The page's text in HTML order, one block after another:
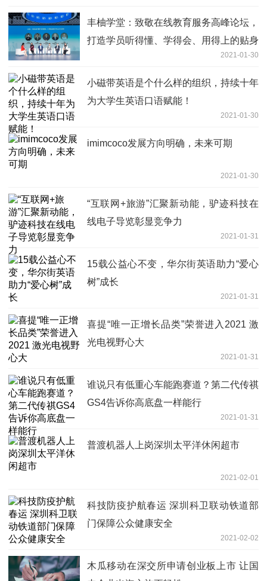
丰柚学堂：致敬在线教育服务高峰论坛，
打造学员听得懂、学得会、用得上的贴身
2021-01-30
小磁带英语是个什么样的组织，持续十年
为大学生英语口语赋能！
2021-01-30
imimcoco发展方向明确，未来可期
2021-01-30
“互联网+旅游”汇聚新动能，驴迹科技在
线电子导览彰显竞争力
2021-01-31
15载公益心不变，华尔街英语助力“爱心
树”成长
2021-01-31
喜提“唯一正增长品类”荣誉进入2021 激
光电视野心大
2021-01-31
谁说只有低重心车能跑赛道？第二代传祺
GS4告诉你高底盘一样能行
2021-01-31
普渡机器人上岗深圳太平洋休闲超市
2021-02-01
科技防疫护航春运 深圳科卫联动铁道部
门保障公众健康安全
2021-02-02
木瓜移动在深交所申请创业板上市 让国